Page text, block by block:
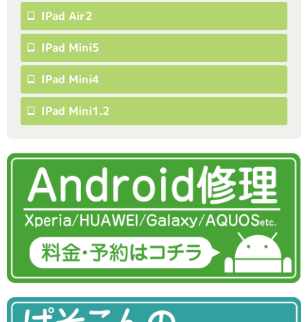
IPad Air2
IPad Mini5
IPad Mini4
IPad Mini1.2